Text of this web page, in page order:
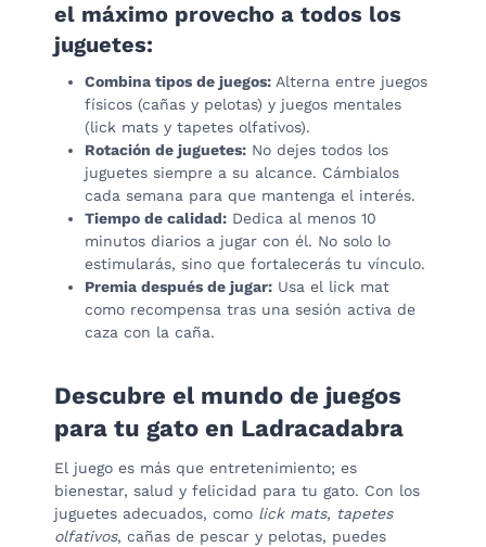
el máximo provecho a todos los
juguetes:
Combina tipos de juegos: Alterna entre juegos
físicos (cañas y pelotas) y juegos mentales
(lick mats y tapetes olfativos).
Rotación de juguetes: No dejes todos los
juguetes siempre a su alcance. Cámbialos
cada semana para que mantenga el interés.
Tiempo de calidad: Dedica al menos 10
minutos diarios a jugar con él. No solo lo
estimularás, sino que fortalecerás tu vínculo.
Premia después de jugar: Usa el lick mat
como recompensa tras una sesión activa de
caza con la caña.
Descubre el mundo de juegos
para tu gato en Ladracadabra
El juego es más que entretenimiento; es
bienestar, salud y felicidad para tu gato. Con los
juguetes adecuados, como lick mats, tapetes
olfativos, cañas de pescar y pelotas, puedes